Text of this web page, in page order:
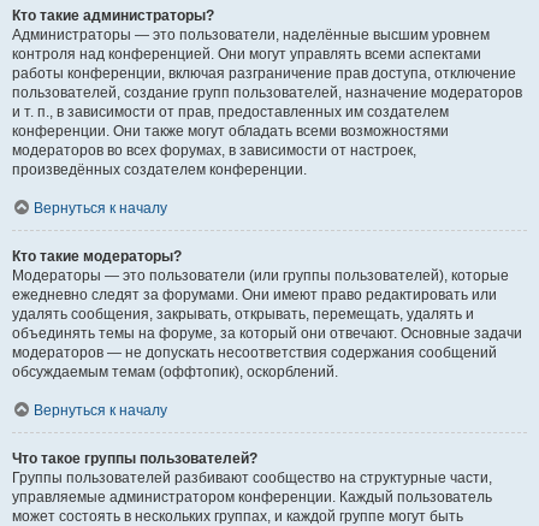
Кто такие администраторы?
Администраторы — это пользователи, наделённые высшим уровнем
контроля над конференцией. Они могут управлять всеми аспектами
работы конференции, включая разграничение прав доступа, отключение
пользователей, создание групп пользователей, назначение модераторов
и т. п., в зависимости от прав, предоставленных им создателем
конференции. Они также могут обладать всеми возможностями
модераторов во всех форумах, в зависимости от настроек,
произведённых создателем конференции.
Вернуться к началу
Кто такие модераторы?
Модераторы — это пользователи (или группы пользователей), которые
ежедневно следят за форумами. Они имеют право редактировать или
удалять сообщения, закрывать, открывать, перемещать, удалять и
объединять темы на форуме, за который они отвечают. Основные задачи
модераторов — не допускать несоответствия содержания сообщений
обсуждаемым темам (оффтопик), оскорблений.
Вернуться к началу
Что такое группы пользователей?
Группы пользователей разбивают сообщество на структурные части,
управляемые администратором конференции. Каждый пользователь
может состоять в нескольких группах, и каждой группе могут быть